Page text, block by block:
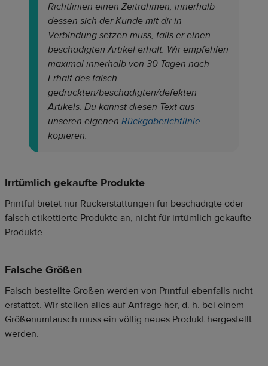
Richtlinien einen Zeitrahmen, innerhalb
dessen sich der Kunde mit dir in
Verbindung setzen muss, falls er einen
beschädigten Artikel erhält. Wir empfehlen
maximal innerhalb von 30 Tagen nach
Erhalt des falsch
gedruckten/beschädigten/defekten
Artikels. Du kannst diesen Text aus
unseren eigenen Rückgaberichtlinie
kopieren.
Irrtümlich gekaufte Produkte
Printful bietet nur Rückerstattungen für beschädigte oder
falsch etikettierte Produkte an, nicht für irrtümlich gekaufte
Produkte.
Falsche Größen
Falsch bestellte Größen werden von Printful ebenfalls nicht
erstattet. Wir stellen alles auf Anfrage her, d. h. bei einem
Größenumtausch muss ein völlig neues Produkt hergestellt
werden.